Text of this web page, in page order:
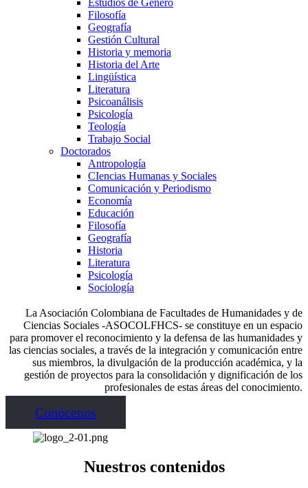
Estudios de Género
Filosofía
Geografía
Gestión Cultural
Historia y memoria
Historia del Arte
Lingüística
Literatura
Psicoanálisis
Psicología
Teología
Trabajo Social
Doctorados
Antropología
CIencias Humanas y Sociales
Comunicación y Periodismo
Economía
Educación
Filosofía
Geografía
Historia
Literatura
Psicología
Sociología
La Asociación Colombiana de Facultades de Humanidades y de
Ciencias Sociales -ASOCOLFHCS- se constituye en un espacio
para promover el reconocimiento y la defensa de las humanidades y
las ciencias sociales, a través de la integración y comunicación entre
sus miembros, la divulgación de la producción académica, y la
gestión de proyectos para la consolidación y dignificación de los
profesionales de estas áreas del conocimiento.
Conócenos
Nuestros contenidos